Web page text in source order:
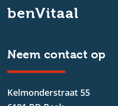
benVitaal
Neem contact op
Kelmonderstraat 55